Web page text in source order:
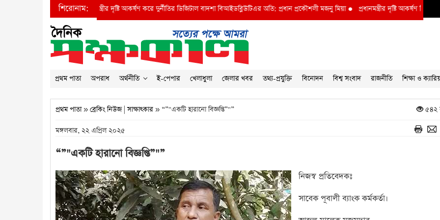
শিরোনাম:
প্রধানমন্ত্রীর দৃষ্টি আকর্ষণ করে দুর্নীতির ডিজিটাল বাদশা বিআইডব্লিউটিএর অতি: প্রধান প্রকৌশলী মজনু মিয়া●প্রধানমন্ত্রীর দৃষ্টি আকর্ষণ বি আই ডব্লুভিইউ-
প্রথম পাতা অপরাধ অর্থনীতি ই-পেপার খেলাধুলা জেলার খবর তথ্য-প্রযুক্তি বিনোদন বিশ্ব সংবাদ রাজনীতি শিক্ষা ও
প্রথম পাতা» ব্রেকিং নিউজ|সাক্ষাৎকার » “”"একটি হারানো বিজ্ঞপ্তি”"” ৫৪২
মঙ্গলবার, ২২ এপ্রিল ২০২৫
“”"একটি হারানো বিজ্ঞপ্তি”"”
নিজস্ব প্রতিবেদকঃ
সাবেক পূবালী ব্যাংক কর্মকর্তা।